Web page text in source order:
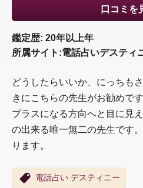
口コミを
鑑定歴: 20年以上年
所属サイト:電話占いデスティ
どうしたらいいか、にっちも
きにこちらの先生がお勧めで
プラスになる方向へと目に見
の出来る唯一無二の先生です
ります。
電話占い デスティニー